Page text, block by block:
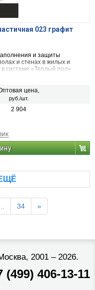
023 графит
и защиты
и стенах в жилых и
системе «Теплый пол»
цена,
руб./шт.
2 904
34 »
2001 – 2026.
(499) 406-13-11